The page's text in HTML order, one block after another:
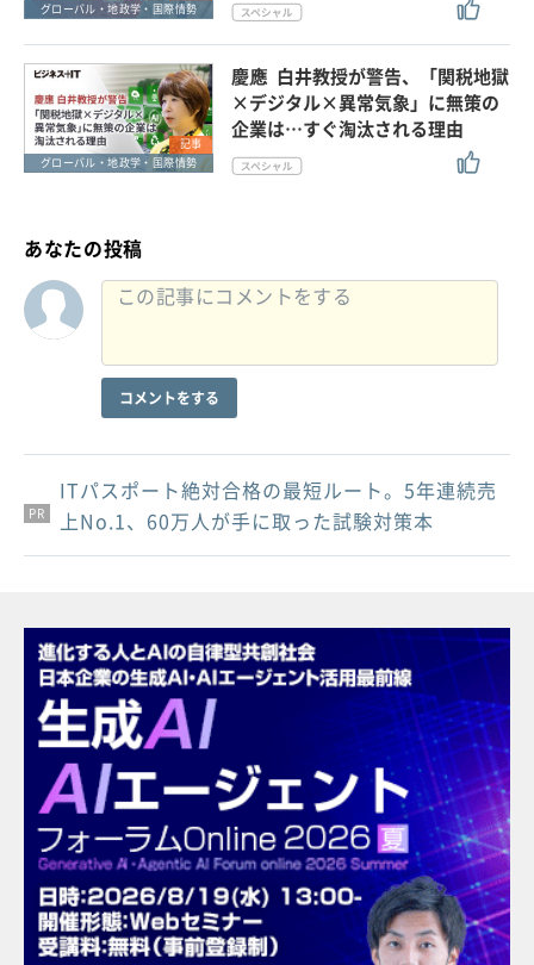
グローバル・地政学・国際情勢
記事
グローバル・地政学・国際情勢
慶應 白井教授が警告、「関税地獄
×デジタル×異常気象」に無策の
企業は…すぐ淘汰される理由
あなたの投稿
コメントをする
PR
PR
PR
ITパスポート絶対合格の最短ルート。5年連続売
上No.1、60万人が手に取った試験対策本